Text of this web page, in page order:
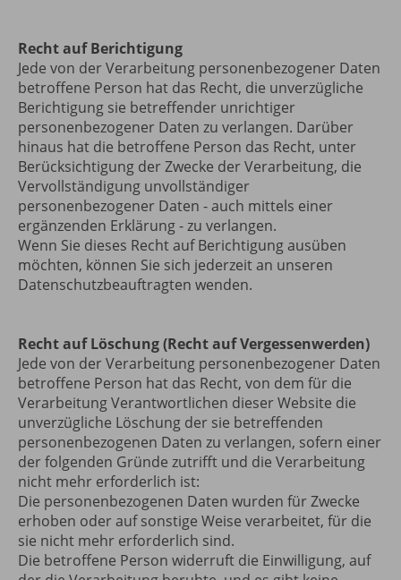
Recht auf Berichtigung
Jede von der Verarbeitung personenbezogener Daten
betroffene Person hat das Recht, die unverzügliche
Berichtigung sie betreffender unrichtiger
personenbezogener Daten zu verlangen. Darüber
hinaus hat die betroffene Person das Recht, unter
Berücksichtigung der Zwecke der Verarbeitung, die
Vervollständigung unvollständiger
personenbezogener Daten - auch mittels einer
ergänzenden Erklärung - zu verlangen.
Wenn Sie dieses Recht auf Berichtigung ausüben
möchten, können Sie sich jederzeit an unseren
Datenschutzbeauftragten wenden.
Recht auf Löschung (Recht auf Vergessenwerden)
Jede von der Verarbeitung personenbezogener Daten
betroffene Person hat das Recht, von dem für die
Verarbeitung Verantwortlichen dieser Website die
unverzügliche Löschung der sie betreffenden
personenbezogenen Daten zu verlangen, sofern einer
der folgenden Gründe zutrifft und die Verarbeitung
nicht mehr erforderlich ist:
Die personenbezogenen Daten wurden für Zwecke
erhoben oder auf sonstige Weise verarbeitet, für die
sie nicht mehr erforderlich sind.
Die betroffene Person widerruft die Einwilligung, auf